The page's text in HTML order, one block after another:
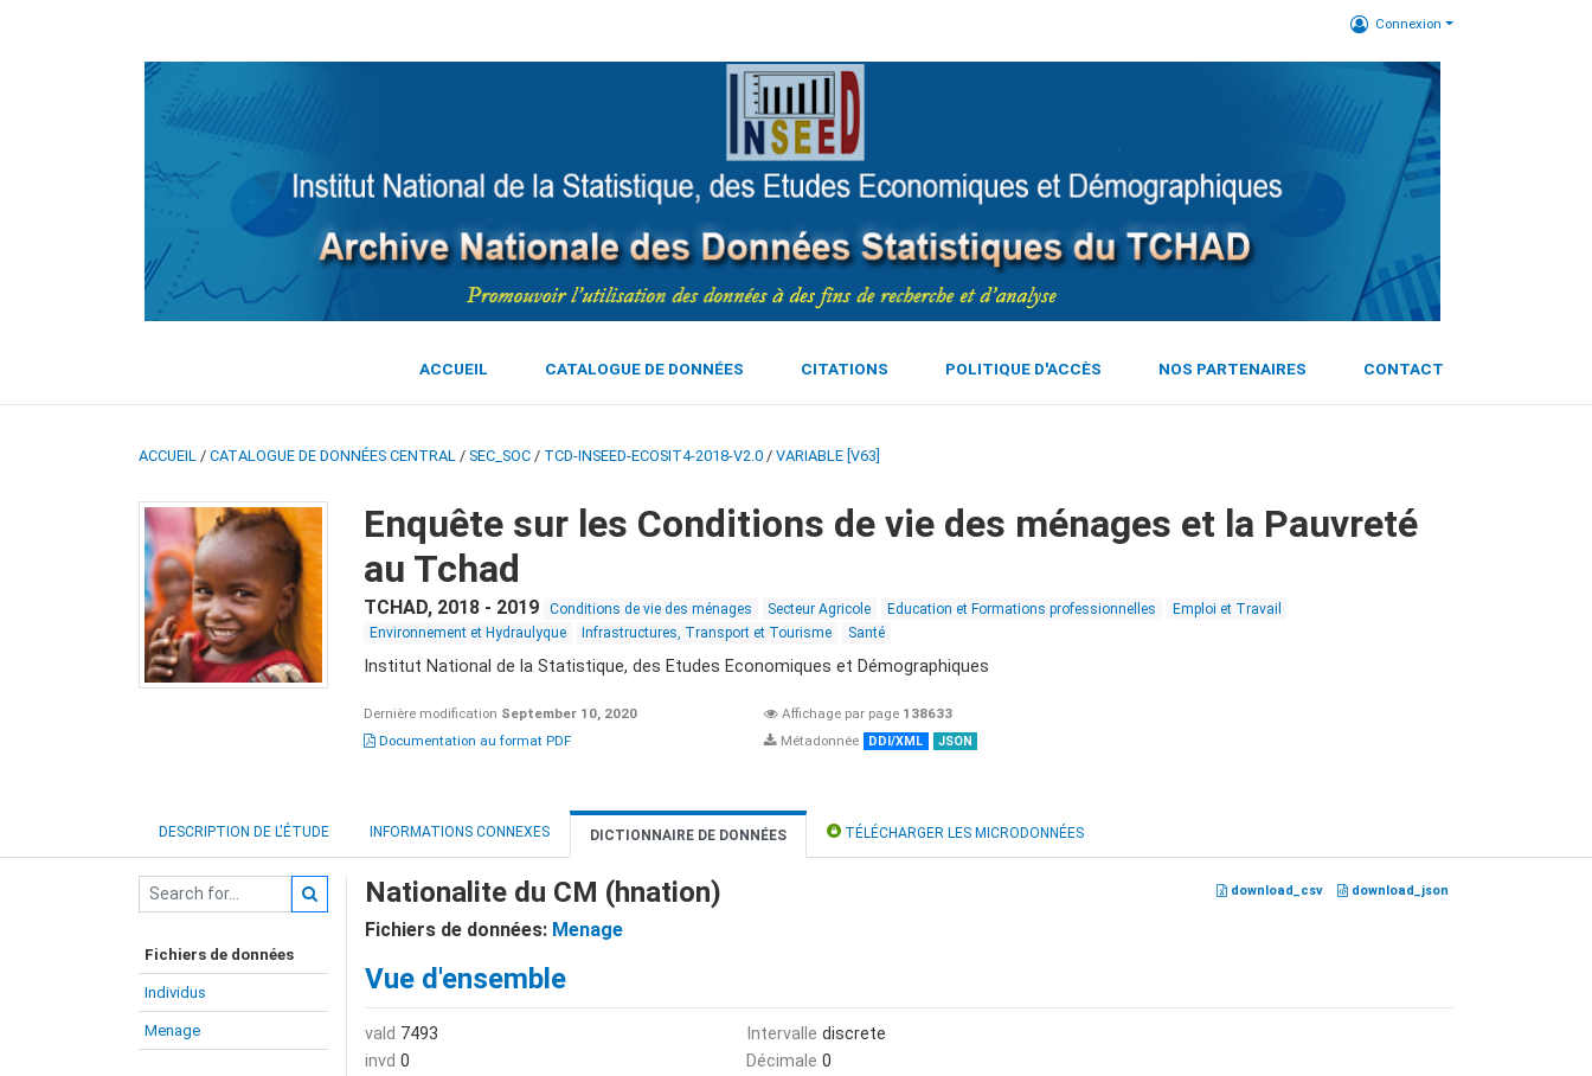
Connexion
ACCUEIL CATALOGUE DE DONNÉES CITATIONS POLITIQUE D'ACCÈS NOS PARTENAIRES CONTACT
ACCUEIL / CATALOGUE DE DONNÉES CENTRAL / SEC_SOC / TCD-INSEED-ECOSIT4-2018-V2.0 / VARIABLE [V63]
Enquête sur les Conditions de vie des ménages et la Pauvreté
au Tchad
TCHAD, 2018 - 2019 Conditions de vie des ménages Secteur Agricole Education et Formations professionnelles
Emploi et Travail
Environnement et Hydraulyque
Infrastructures, Transport et Tourisme Santé
Institut National de la Statistique, des Etudes Economiques et Démographiques
Dernière modification September 10, 2020 Affichage par page 138633
Documentation au format PDF
Métadonnée DDI/XML JSON
DESCRIPTION DE L'ÉTUDE INFORMATIONS CONNEXES DICTIONNAIRE DE DONNÉES TÉLÉCHARGER LES MICRODONNÉES
Fichiers de données
Individus
Menage
download_csv download_json
Nationalite du CM (hnation)
Fichiers de données: Menage
Vue d'ensemble
vald 7493
invd 0
Intervalle discrete
Décimale 0